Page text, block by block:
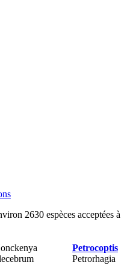
2630 espèces acceptées à
Petrocoptis
Petrorhagia